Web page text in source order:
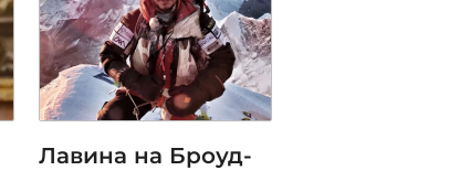
Лавина на Броуд-